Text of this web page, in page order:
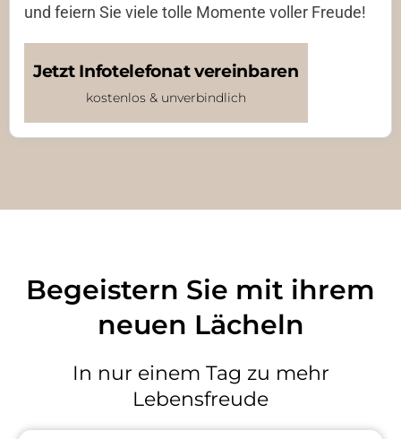
und feiern Sie viele tolle Momente voller Freude!
Jetzt Infotelefonat vereinbaren
kostenlos & unverbindlich
Begeistern Sie mit ihrem
neuen Lächeln
In nur einem Tag zu mehr
Lebensfreude